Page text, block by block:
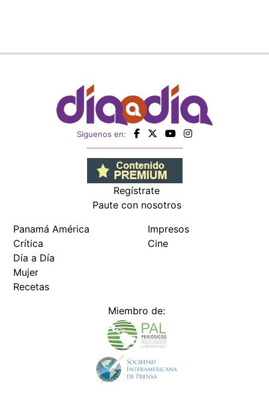
Siguenos en:
Regístrate
Paute con nosotros
Panamá América
Crítica
Día a Día
Mujer
Recetas
Impresos
Cine
Miembro de: